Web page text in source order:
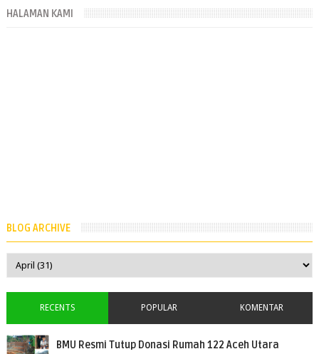
HALAMAN KAMI
BLOG ARCHIVE
RECENTS POPULAR KOMENTAR
BMU Resmi Tutup Donasi Rumah 122 Aceh Utara